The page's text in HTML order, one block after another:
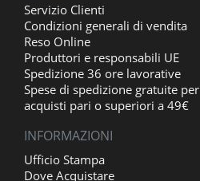
Servizio Clienti
Condizioni generali di vendita
Reso Online
Produttori e responsabili UE
Spedizione 36 ore lavorative
Spese di spedizione gratuite per
acquisti pari o superiori a 49€
INFORMAZIONI
Ufficio Stampa
Dove Acquistare